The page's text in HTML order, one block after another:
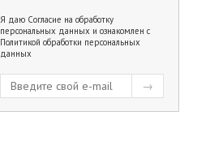
Я даю Согласие на обработку
персональных данных и ознакомлен с
Политикой обработки персональных
данных